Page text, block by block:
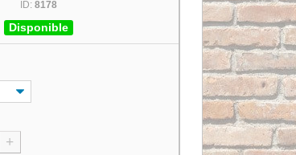
ID: 8178
Disponible
+